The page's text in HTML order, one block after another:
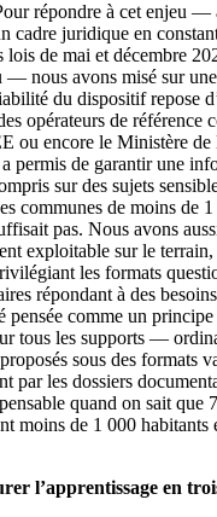
répondre à cet enjeu —
cadre juridique en
lois de mai et décembre
— nous avons misé sur
du dispositif repose
opérateurs de référence
ou encore le Ministère de
permis de garantir une
sur des sujets
communes de moins de
pas. Nous avons
exploitable sur le
les formats
répondant à des
pensée comme un
tous les supports —
sous des formats
par les dossiers
quand on sait que
moins de 1 000 habitants
l’apprentissage en